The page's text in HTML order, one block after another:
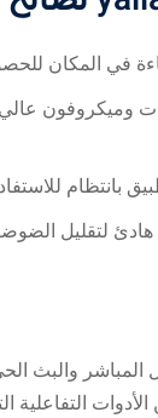
وميكروفون
التفاعلية